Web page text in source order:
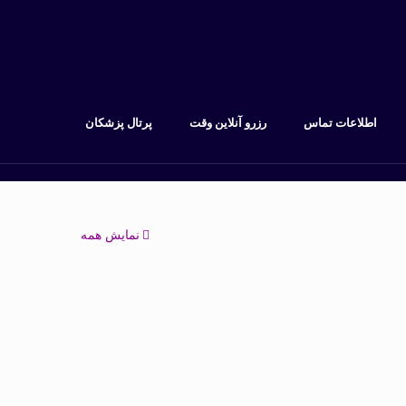
اطلاعات تماس رزرو آنلاین وقت پرتال پزشکان
نمایش همه